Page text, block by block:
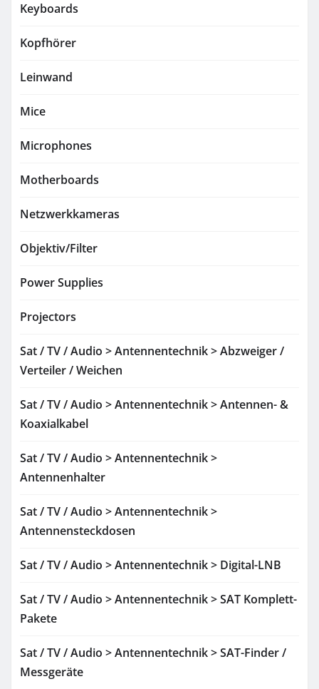
Keyboards
Kopfhörer
Leinwand
Mice
Microphones
Motherboards
Netzwerkkameras
Objektiv/Filter
Power Supplies
Projectors
Sat / TV / Audio > Antennentechnik > Abzweiger /
Verteiler / Weichen
Sat / TV / Audio > Antennentechnik > Antennen- &
Koaxialkabel
Sat / TV / Audio > Antennentechnik >
Antennenhalter
Sat / TV / Audio > Antennentechnik >
Antennensteckdosen
Sat / TV / Audio > Antennentechnik > Digital-LNB
Sat / TV / Audio > Antennentechnik > SAT Komplett-
Pakete
Sat / TV / Audio > Antennentechnik > SAT-Finder /
Messgeräte